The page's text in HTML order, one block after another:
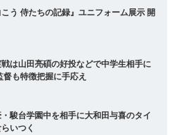
う 侍たちの記録』ユニフォーム展示 開
は山田亮碩の好投などで中学生相手に
も特徴把握に手応え
駿台学園中を相手に大和田与喜のタイ
いつく